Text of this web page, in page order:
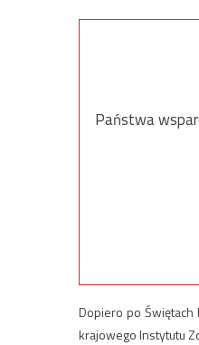
Państwa
Dopiero po
krajowego Instytutu